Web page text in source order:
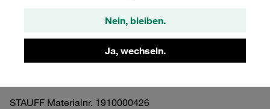
Nein, bleiben.
Ja, wechseln.
Rückstromverteiler Gewinde: G3
STAUFF Materialnr. 1910000426